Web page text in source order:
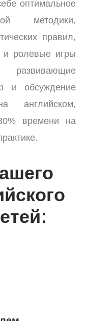
оптимальное
методики,
правил,
и ролевые игры
и обсуждение
английском,
времени на